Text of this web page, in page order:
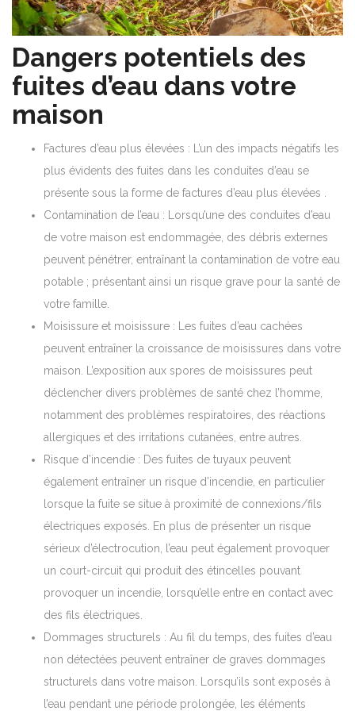
Dangers potentiels des
fuites d’eau dans votre
maison
Factures d’eau plus élevées : L’un des impacts négatifs les
plus évidents des fuites dans les conduites d’eau se
présente sous la forme de factures d’eau plus élevées .
Contamination de l’eau : Lorsqu’une des conduites d’eau
de votre maison est endommagée, des débris externes
peuvent pénétrer, entraînant la contamination de votre eau
potable ; présentant ainsi un risque grave pour la santé de
votre famille.
Moisissure et moisissure : Les fuites d’eau cachées
peuvent entraîner la croissance de moisissures dans votre
maison. L’exposition aux spores de moisissures peut
déclencher divers problèmes de santé chez l’homme,
notamment des problèmes respiratoires, des réactions
allergiques et des irritations cutanées, entre autres.
Risque d’incendie : Des fuites de tuyaux peuvent
également entraîner un risque d’incendie, en particulier
lorsque la fuite se situe à proximité de connexions/fils
électriques exposés. En plus de présenter un risque
sérieux d’électrocution, l’eau peut également provoquer
un court-circuit qui produit des étincelles pouvant
provoquer un incendie, lorsqu’elle entre en contact avec
des fils électriques.
Dommages structurels : Au fil du temps, des fuites d’eau
non détectées peuvent entraîner de graves dommages
structurels dans votre maison. Lorsqu’ils sont exposés à
l’eau pendant une période prolongée, les éléments